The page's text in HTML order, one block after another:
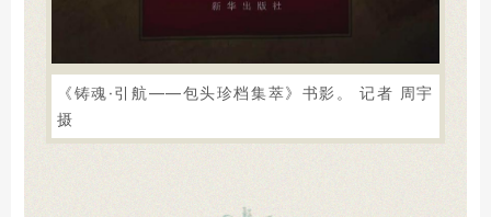
《铸魂·引航——包头珍档集萃》书影 。 记者 周宇
摄